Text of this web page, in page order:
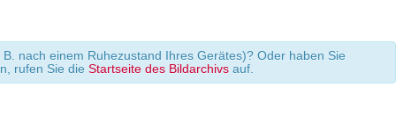
nach einem Ruhezustand Ihres Gerätes)? Oder haben Sie
rufen Sie die Startseite des Bildarchivs auf.